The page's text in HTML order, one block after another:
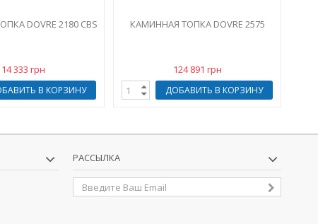
DOVRE 2180 CBS
333 грн
В КОРЗИНУ
КАМИННАЯ ТОПКА DOVRE 2575
124 891 грн
ДОБАВИТЬ В КОРЗИНУ
РАССЫЛКА